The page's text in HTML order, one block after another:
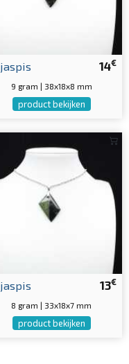
14€
jaspis
9 gram | 38x18x8 mm
product bekijken
13€
jaspis
8 gram | 33x18x7 mm
product bekijken